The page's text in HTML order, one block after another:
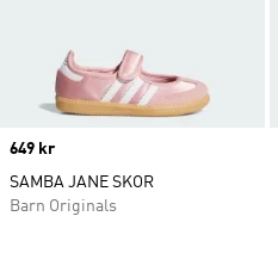
Price
649 kr
SAMBA JANE SKOR
Barn Originals